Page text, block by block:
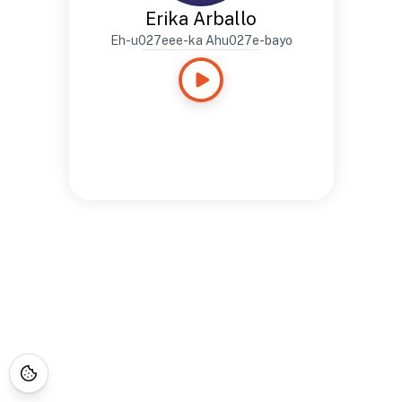
Erika Arballo
Eh-u027eee-ka Ahu027e-bayo